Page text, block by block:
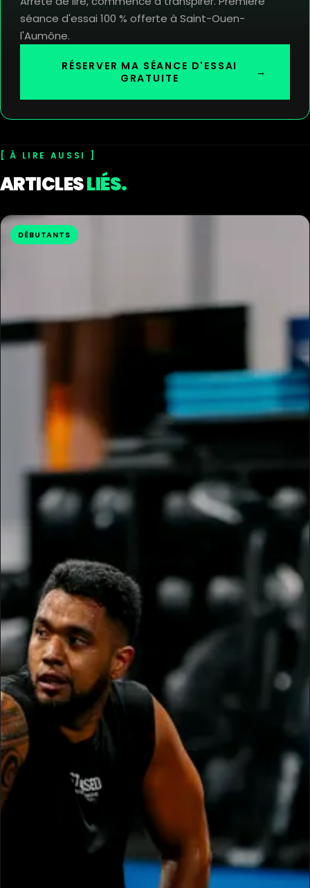
séance d'essai 100 % offerte à Saint-Ouen-
l'Aumône.
RÉSERVER MA SÉANCE D'ESSAI
GRATUITE
→
À LIRE AUSSI
ARTICLESLIÉS.
DÉBUTANTS